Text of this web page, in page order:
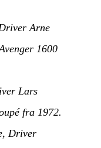
Arne
1600
Lars
fra 1972.
Driver